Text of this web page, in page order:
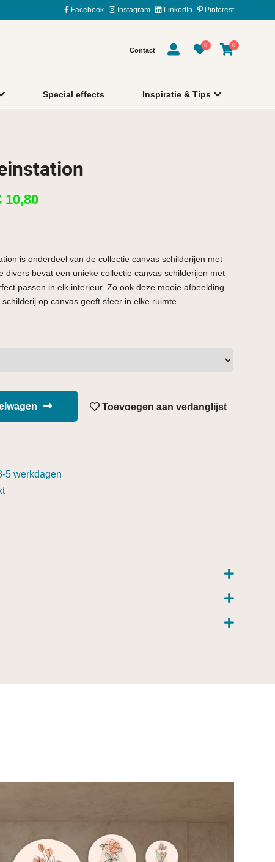
Facebook Instagram LinkedIn Pinterest
Contact
0 0
Special effects Inspiratie & Tips
10,80
is onderdeel van de collectie canvas schilderijen met
divers bevat een unieke collectie canvas schilderijen met
passen in elk interieur. Zo ook deze mooie afbeelding
op canvas geeft sfeer in elke ruimte.
Toevoegen aan verlanglijst
5 werkdagen